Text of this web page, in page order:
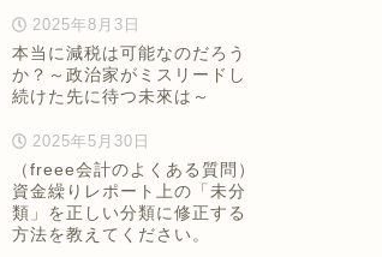
2025年8月3日
本当に減税は可能なのだろう
か？～政治家がミスリードし
続けた先に待つ未來は～
2025年5月30日
（freee会計のよくある質問）
資金繰りレポート上の「未分
類」を正しい分類に修正する
方法を教えてください。